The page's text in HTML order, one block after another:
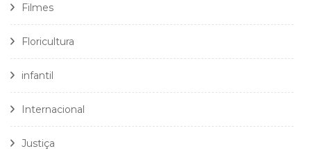
Filmes
Floricultura
infantil
Internacional
Justiça